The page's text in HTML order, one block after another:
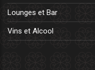
Lounges et Bar
Vins et Alcool